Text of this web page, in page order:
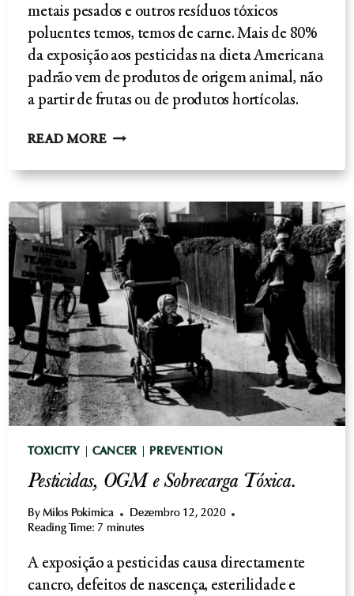
metais pesados e outros resíduos tóxicos
poluentes temos, temos de carne. Mais de 80%
da exposição aos pesticidas na dieta Americana
padrão vem de produtos de origem animal, não
a partir de frutas ou de produtos hortícolas.
READ MOREPESTICIDAS
ALIMENTOS,
NA
DIETA
AMERICANA
PADRÃO
-
80
POR
CENTO
DA
CARNE
TOXICITY CANCER PREVENTION
Pesticidas, OGM e Sobrecarga Tóxica.
By Milos Pokimica
Dezembro 12, 2020
Reading Time: 7 minutes
A exposição a pesticidas causa directamente
cancro, defeitos de nascença, esterilidade e